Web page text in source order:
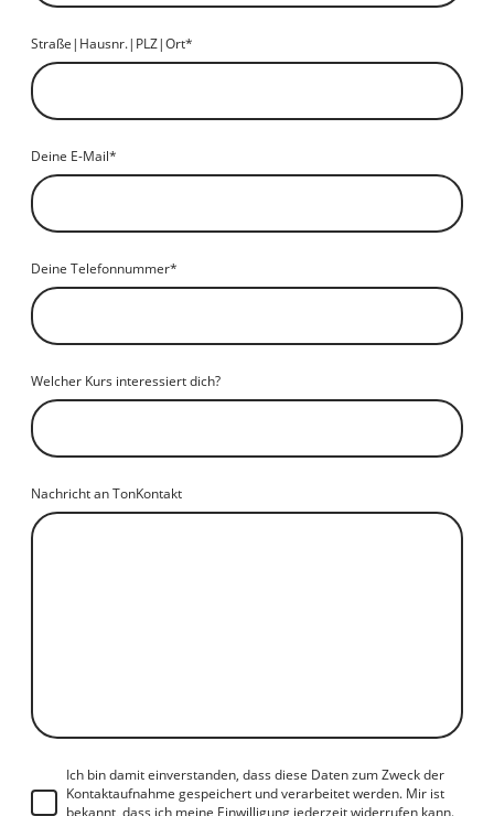
Straße|Hausnr.|PLZ|Ort*
Deine E-Mail*
Deine Telefonnummer*
Welcher Kurs interessiert dich?
Nachricht an TonKontakt
Ich bin damit einverstanden, dass diese Daten zum Zweck der
Kontaktaufnahme gespeichert und verarbeitet werden. Mir ist
bekannt, dass ich meine Einwilligung jederzeit widerrufen kann.